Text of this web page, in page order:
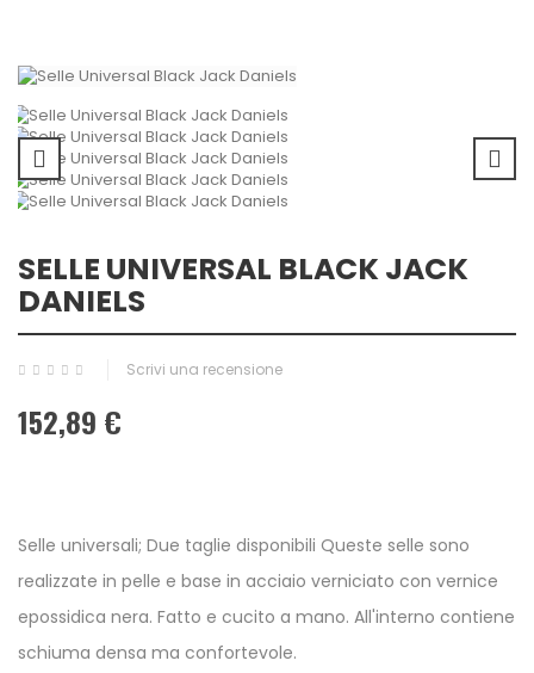
SELLE UNIVERSAL BLACK JACK
DANIELS
Scrivi una recensione
152,89 €
Selle universali; Due taglie disponibili Queste selle sono
realizzate in pelle e base in acciaio verniciato con vernice
epossidica nera. Fatto e cucito a mano. All'interno contiene
schiuma densa ma confortevole.